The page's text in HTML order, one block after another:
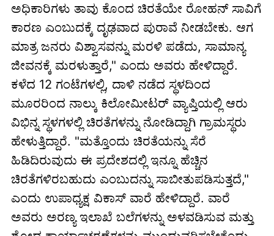
ಅಧಿಕಾರಿಗಳು ತಾವು ಕೊಂದ ಚಿರತೆಯೇ ರೋಹನ್ ಸಾವಿಗೆ
ಕಾರಣ ಎಂಬುದಕ್ಕೆ ದೃಢವಾದ ಪುರಾವೆ ನೀಡಬೇಕು. ಆಗ
ಮಾತ್ರ ಜನರು ವಿಶ್ವಾಸವನ್ನು ಮರಳಿ ಪಡೆದು, ಸಾಮಾನ್ಯ
ಜೀವನಕ್ಕೆ ಮರಳುತ್ತಾರೆ," ಎಂದು ಅವರು ಹೇಳಿದ್ದಾರೆ.
ಕಳೆದ 12 ಗಂಟೆಗಳಲ್ಲಿ, ದಾಳಿ ನಡೆದ ಸ್ಥಳದಿಂದ
ಮೂರರಿಂದ ನಾಲ್ಕು ಕಿಲೋಮೀಟರ್ ವ್ಯಾಪ್ತಿಯಲ್ಲಿ ಆರು
ವಿಭಿನ್ನ ಸ್ಥಳಗಳಲ್ಲಿ ಚಿರತೆಗಳನ್ನು ನೋಡಿದ್ದಾಗಿ ಗ್ರಾಮಸ್ಥರು
ಹೇಳುತ್ತಿದ್ದಾರೆ. "ಮತ್ತೊಂದು ಚಿರತೆಯನ್ನು ಸೆರೆ
ಹಿಡಿದಿರುವುದು ಈ ಪ್ರದೇಶದಲ್ಲಿ ಇನ್ನೂ ಹೆಚ್ಚಿನ
ಚಿರತೆಗಳಿರಬಹುದು ಎಂಬುದನ್ನು ಸಾಬೀತುಪಡಿಸುತ್ತದೆ,"
ಎಂದು ಉಪಾಧ್ಯಕ್ಷ ವಿಕಾಸ್ ವಾರೆ ಹೇಳಿದ್ದಾರೆ. ವಾರೆ
ಅವರು ಅರಣ್ಯ ಇಲಾಖೆ ಬಲೆಗಳನ್ನು ಅಳವಡಿಸುವ ಮತ್ತು